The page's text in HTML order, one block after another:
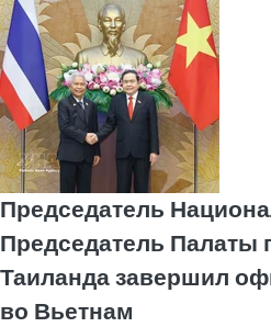
Председатель
Председатель Палаты
Таиланда завершил
во Вьетнам